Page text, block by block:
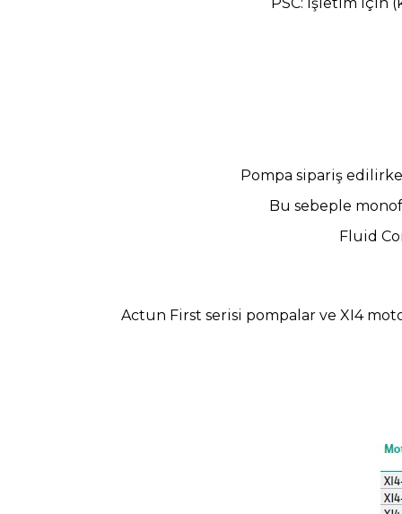
Pompa sipariş
Bu sebeple
Fluid
Actun First serisi pompalar ve XI4